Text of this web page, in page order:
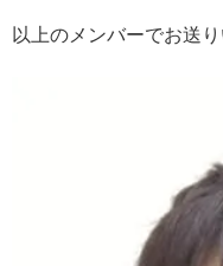
以上のメンバーでお送り